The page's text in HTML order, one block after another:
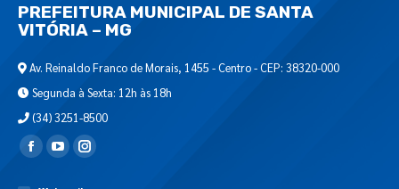
PREFEITURA MUNICIPAL DE SANTA
VITÓRIA – MG
Av. Reinaldo Franco de Morais, 1455 - Centro - CEP: 38320-000
Segunda à Sexta: 12h às 18h
(34) 3251-8500
Encontre-nos em: